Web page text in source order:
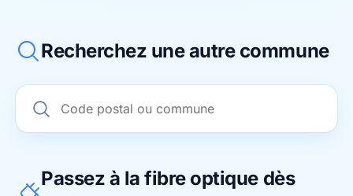
Recherchez une autre commune
Passez à la fibre optique dès